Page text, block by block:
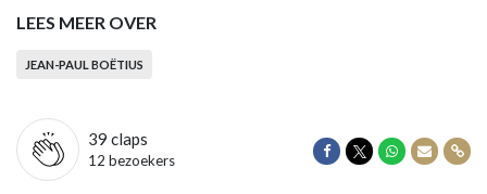
LEES MEER OVER
JEAN-PAUL BOËTIUS
39 claps
12 bezoekers
Delen op Facebook
Delen op Twitter
Delen op
Delen